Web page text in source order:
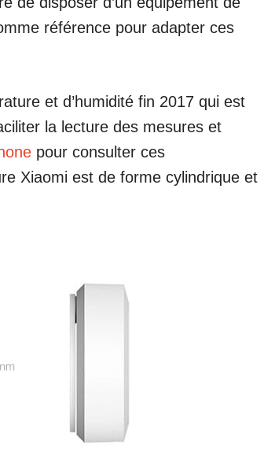
référence pour adapter ces
et d’humidité fin 2017 qui est
la lecture des mesures et
pour consulter ces
Xiaomi est de forme cylindrique et